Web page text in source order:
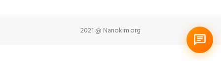
2021 @ Nanokim.org